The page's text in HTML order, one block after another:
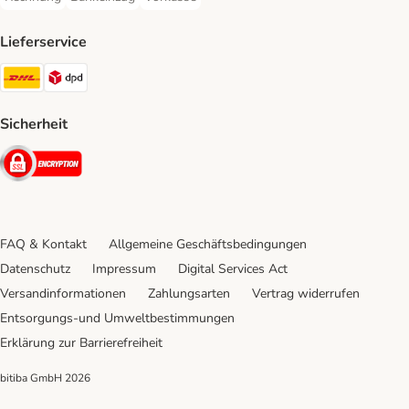
Rechnung Payment Method
Bankeinzug Payment Method
Vorkasse Payment Method
Lieferservice
DHL Shipping Method
Sicherheit
Security
FAQ & Kontakt
Allgemeine Geschäftsbedingungen
Datenschutz
Impressum
Digital Services Act
Versandinformationen
Zahlungsarten
Vertrag widerrufen
Entsorgungs-und Umweltbestimmungen
Erklärung zur Barrierefreiheit
bitiba GmbH 2026